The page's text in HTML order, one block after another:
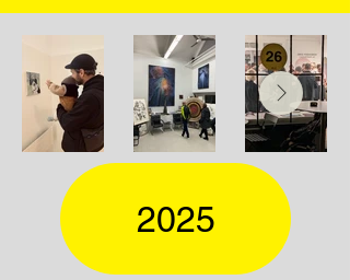
2025